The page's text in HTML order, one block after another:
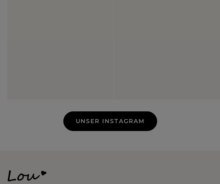
UNSER INSTAGRAM